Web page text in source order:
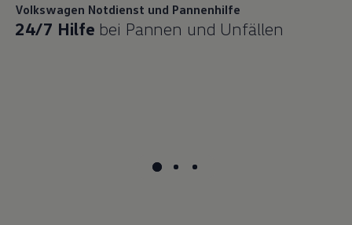
Volkswagen Notdienst und Pannenhilfe
24/7 Hilfe bei Pannen und Unfällen